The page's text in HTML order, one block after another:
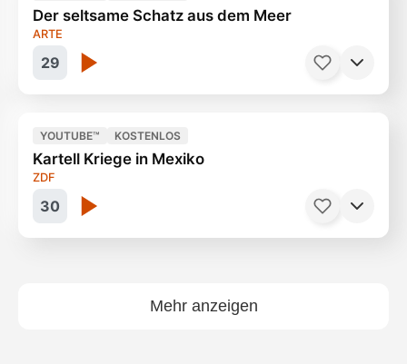
Monster der Tiefsee 44 Minuten
29
Der seltsame Schatz aus dem Meer
ARTE
Willkommen in Island
30
YOUTUBE™ KOSTENLOS
Kartell Kriege in Mexiko
ZDF
In der Hand der Drogenbosse
Mehr anzeigen